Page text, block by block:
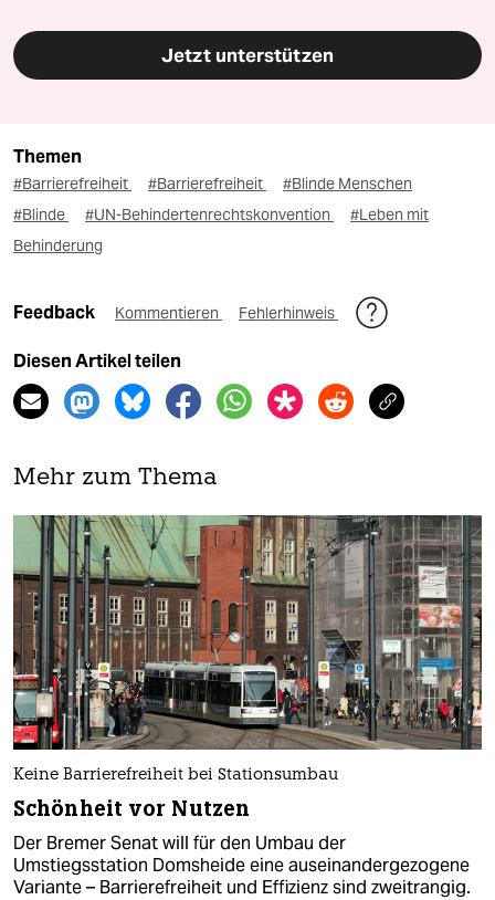
Jetzt unterstützen
Themen
#Barrierefreiheit #Barrierefreiheit
#Blinde Menschen
#Blinde
#UN-Behindertenrechtskonvention
#Leben mit
Behinderung
Feedback Kommentieren Fehlerhinweis
Diesen Artikel teilen
Mehr zum Thema
Keine Barrierefreiheit bei Stationsumbau
Schönheit vor Nutzen
Der Bremer Senat will für den Umbau der
Umstiegsstation Domsheide eine auseinandergezogene
Variante – Barrierefreiheit und Effizienz sind zweitrangig.